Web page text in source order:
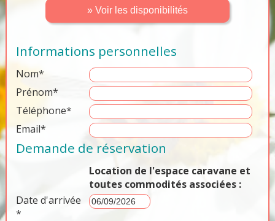
» Voir les disponibilités
Informations personnelles
Nom*
Prénom*
Téléphone*
Email*
Demande de réservation
Location de l'espace caravane et
toutes commodités associées :
Date d'arrivée
*